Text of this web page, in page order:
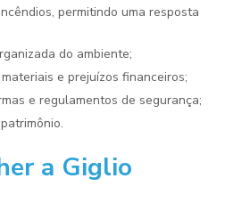
do ambiente;
materiais e prejuízos financeiros;
e regulamentos de segurança;
a Giglio